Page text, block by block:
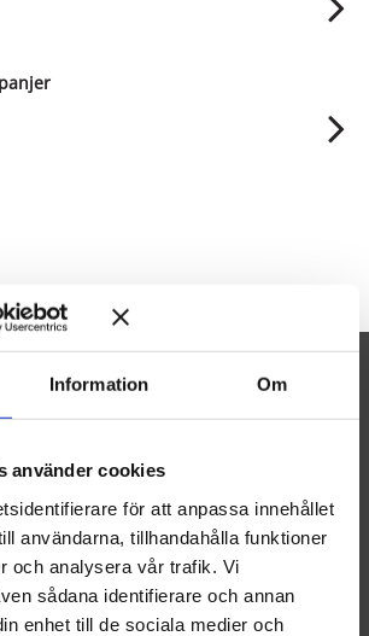
Information Om
använder cookies
för att anpassa innehållet
användarna, tillhandahålla funktioner
och analysera vår trafik. Vi
sådana identifierare och annan
enhet till de sociala medier och
PRENUMERERA
behandlas i enlighet med vår